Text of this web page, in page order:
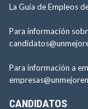
La Guía de Empleos
Para información
Para información a
CANDIDATOS